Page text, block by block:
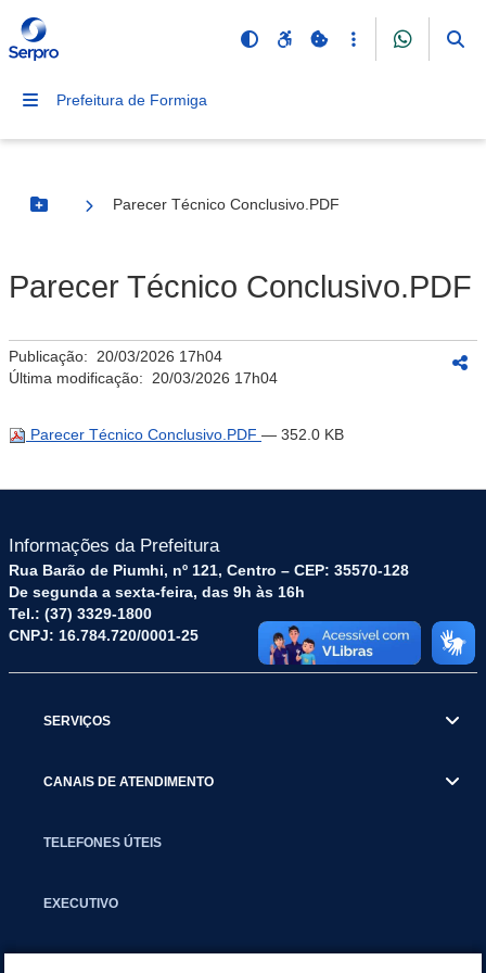
Prefeitura de Formiga
Botão Menu
Parecer Técnico Conclusivo.PDF
Parecer Técnico Conclusivo.PDF
Publicação: 20/03/2026 17h04
Última modificação: 20/03/2026 17h04
Parecer Técnico Conclusivo.PDF — 352.0 KB
Informações da Prefeitura
Rua Barão de Piumhi, nº 121, Centro – CEP: 35570-128
De segunda a sexta-feira, das 9h às 16h
Tel.: (37) 3329-1800
CNPJ: 16.784.720/0001-25
SERVIÇOS
CANAIS DE ATENDIMENTO
TELEFONES ÚTEIS
EXECUTIVO